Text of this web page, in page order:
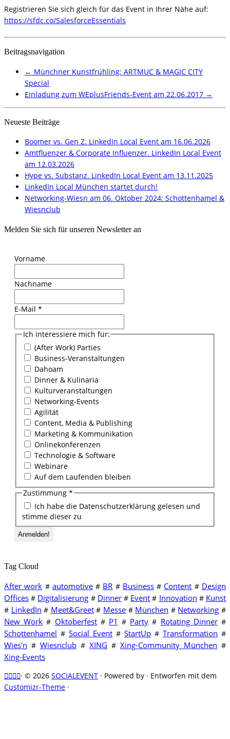
Registrieren Sie sich gleich für das Event in Ihrer Nähe auf:
https://sfdc.co/SalesforceEssentials
Beitragsnavigation
← Münchner Kunstfrühling: ARTMUC & MAGIC CITY
Special
Einladung zum WEplusFriends-Event am 22.06.2017 →
Neueste Beiträge
Boomer vs. Gen Z. LinkedIn Local Event am 16.06.2026
Amtfluenzer & Corporate Influenzer. LinkedIn Local Event
am 12.03.2026
Hype vs. Substanz. LinkedIn Local Event am 13.11.2025
LinkedIn Local München startet durch!
Networking-Wiesn am 06. Oktober 2024: Schottenhamel &
Wiesnclub
Melden Sie sich für unseren Newsletter an
Vorname
Nachname
E-Mail *
Ich interessiere mich für:
(After Work) Parties
Business-Veranstaltungen
Dahoam
Dinner & Kulinaria
Kulturveranstaltungen
Networking-Events
Agilität
Content, Media & Publishing
Marketing & Kommunikation
Onlinekonferenzen
Technologie & Software
Webinare
Auf dem Laufenden bleiben
Zustimmung *
Ich habe die Datenschutzerklärung gelesen und
stimme dieser zu
Tag Cloud
After work # automotive# BR # Business# Content # Design
Offices # Digitalisierung # Dinner# Event # Innovation # Kunst
# LinkedIn # Meet&Greet# Messe # München # Networking #
New Work # Oktoberfest# P1 # Party # Rotating Dinner#
Schottenhamel # Social Event # StartUp # Transformation #
Wies'n # Wiesnclub # XING # Xing-Community München #
Xing-Events
· © 2026 SOCIALEVENT · Powered by · Entworfen mit dem
Customizr-Theme ·